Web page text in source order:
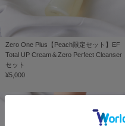
Zero One Plus【Peach限定セット】EF
Total UP Cream＆Zero Perfect Cleanser
セット
¥5,000